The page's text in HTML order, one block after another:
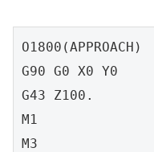
O1800(APPROACH)
G90 G0 X0 Y0
G43 Z100.
M1
M3